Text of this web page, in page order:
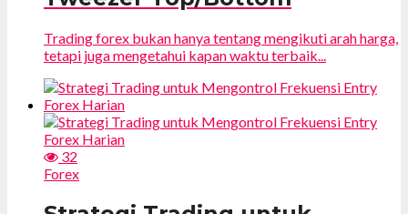
Trading forex bukan hanya tentang mengikuti arah harga,
tetapi juga mengetahui kapan waktu terbaik...
32
Forex